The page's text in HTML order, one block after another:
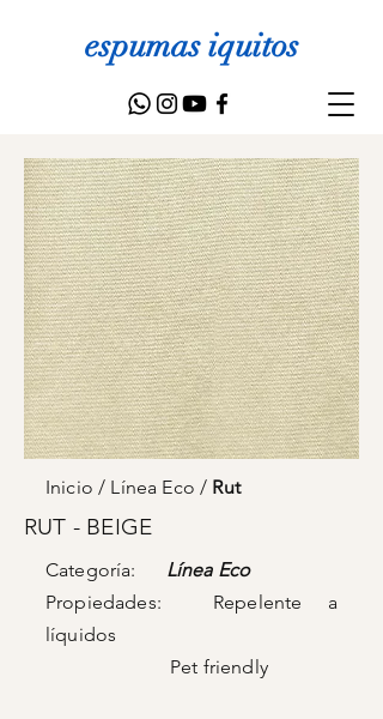
espumas iquitos
Inicio/ Línea Eco/ Rut
RUT - BEIGE
Categoría: Línea Eco
Propiedades: Repelente a
líquidos
Pet friendly